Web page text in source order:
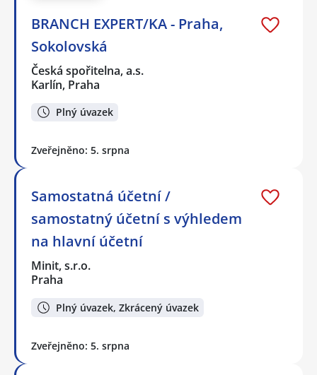
BRANCH EXPERT/KA - Praha,
Sokolovská
Česká spořitelna, a.s.
Karlín, Praha
Plný úvazek
Zveřejněno: 5. srpna
Samostatná účetní /
samostatný účetní s výhledem
na hlavní účetní
Minit, s.r.o.
Praha
Plný úvazek, Zkrácený úvazek
Zveřejněno: 5. srpna